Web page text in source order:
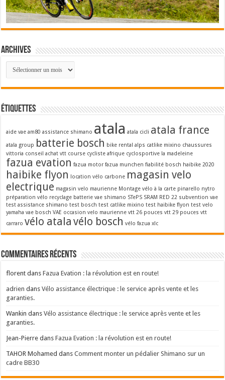
Archives
Archives
Étiquettes
aide vae am80 assistance shimano atala atala cicli atala france
atala group batterie bosch bike rental alps catlike mixino chaussures
vittoria conseil achat vtt course cycliste afrique cyclosportive la madeleine
fazua evation fazua motor fazua munchen fiabilité bosch haibike 2020
haibike flyon location vélo carbone magasin velo
electrique magasin velo maurienne Montage vélo à la carte pinarello nytro
préparation vélo recyclage batterie vae shimano STePS SRAM RED 22 subvention vae
test assistance shimano test bosch test catlike mixino test haibike flyon test velo
yamaha vae bosch VAE occasion velo maurienne vtt 26 pouces vtt 29 pouces vtt
carraro vélo atala vélo bosch vélo fazua xlc
Commentaires récents
florent dansFazua Evation : la révolution est en route!
adrien dansVélo assistance électrique : le service après vente et les
garanties.
Wankin dansVélo assistance électrique : le service après vente et les
garanties.
Jean-Pierre dansFazua Evation : la révolution est en route!
TAHOR Mohamed dansComment monter un pédalier Shimano sur un
cadre BB30